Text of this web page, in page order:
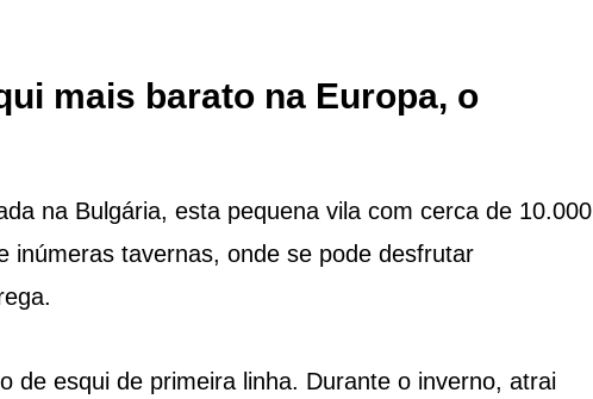
mais barato na Europa, o
na Bulgária, esta pequena vila com cerca de 10.000
inúmeras tavernas, onde se pode desfrutar
de esqui de primeira linha. Durante o inverno, atrai